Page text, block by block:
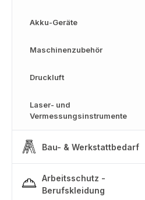
Akku-Geräte
Maschinenzubehör
Druckluft
Laser- und
Vermessungsinstrumente
Bau- & Werkstattbedarf
Arbeitsschutz -
Berufskleidung